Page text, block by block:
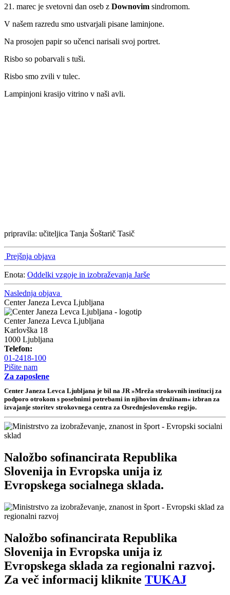
21. marec je svetovni dan oseb z Downovim sindromom.
V našem razredu smo ustvarjali pisane laminjone.
Na prosojen papir so učenci narisali svoj portret.
Risbo so pobarvali s tuši.
Risbo smo zvili v tulec.
Lampinjoni krasijo vitrino v naši avli.
pripravila: učiteljica Tanja Šoštarič Tasič
Prejšnja objava
Enota: Oddelki vzgoje in izobraževanja Jarše
Naslednja objava
Center Janeza Levca Ljubljana
Center Janeza Levca Ljubljana
Karlovška 18
1000 Ljubljana
Telefon:
01-2418-100
Pišite nam
Za zaposlene
Center Janeza Levca Ljubljana je bil na JR »Mreža strokovnih institucij za
podporo otrokom s posebnimi potrebami in njihovim družinam« izbran za
izvajanje storitev strokovnega centra za Osrednjeslovensko regijo.
Naložbo sofinancirata Republika
Slovenija in Evropska unija iz
Evropskega socialnega sklada.
Naložbo sofinancirata Republika
Slovenija in Evropska unija iz
Evropskega sklada za regionalni razvoj.
Za več informacij kliknite TUKAJ